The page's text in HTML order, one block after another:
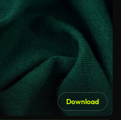
Download